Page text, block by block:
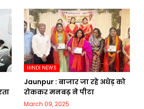
HINDI NEWS
Jaunpur :​ बाजार जा रहे अधेड़ को
रोककर मनबढ़ ने पीटा
March 09, 2025